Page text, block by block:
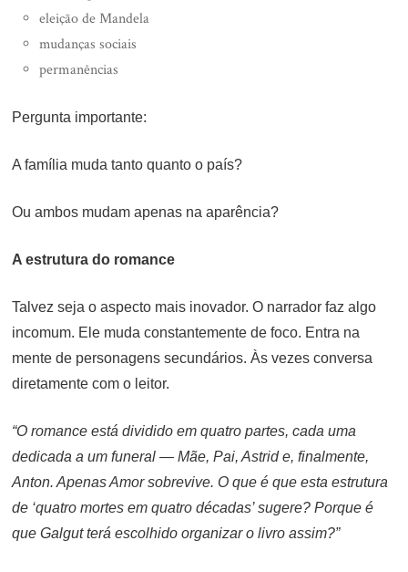
eleição de Mandela
mudanças sociais
permanências
Pergunta importante:
A família muda tanto quanto o país?
Ou ambos mudam apenas na aparência?
A estrutura do romance
Talvez seja o aspecto mais inovador. O narrador faz algo
incomum. Ele muda constantemente de foco. Entra na
mente de personagens secundários. Às vezes conversa
diretamente com o leitor.
“O romance está dividido em quatro partes, cada uma
dedicada a um funeral — Mãe, Pai, Astrid e, finalmente,
Anton. Apenas Amor sobrevive. O que é que esta estrutura
de ‘quatro mortes em quatro décadas’ sugere? Porque é
que Galgut terá escolhido organizar o livro assim?”